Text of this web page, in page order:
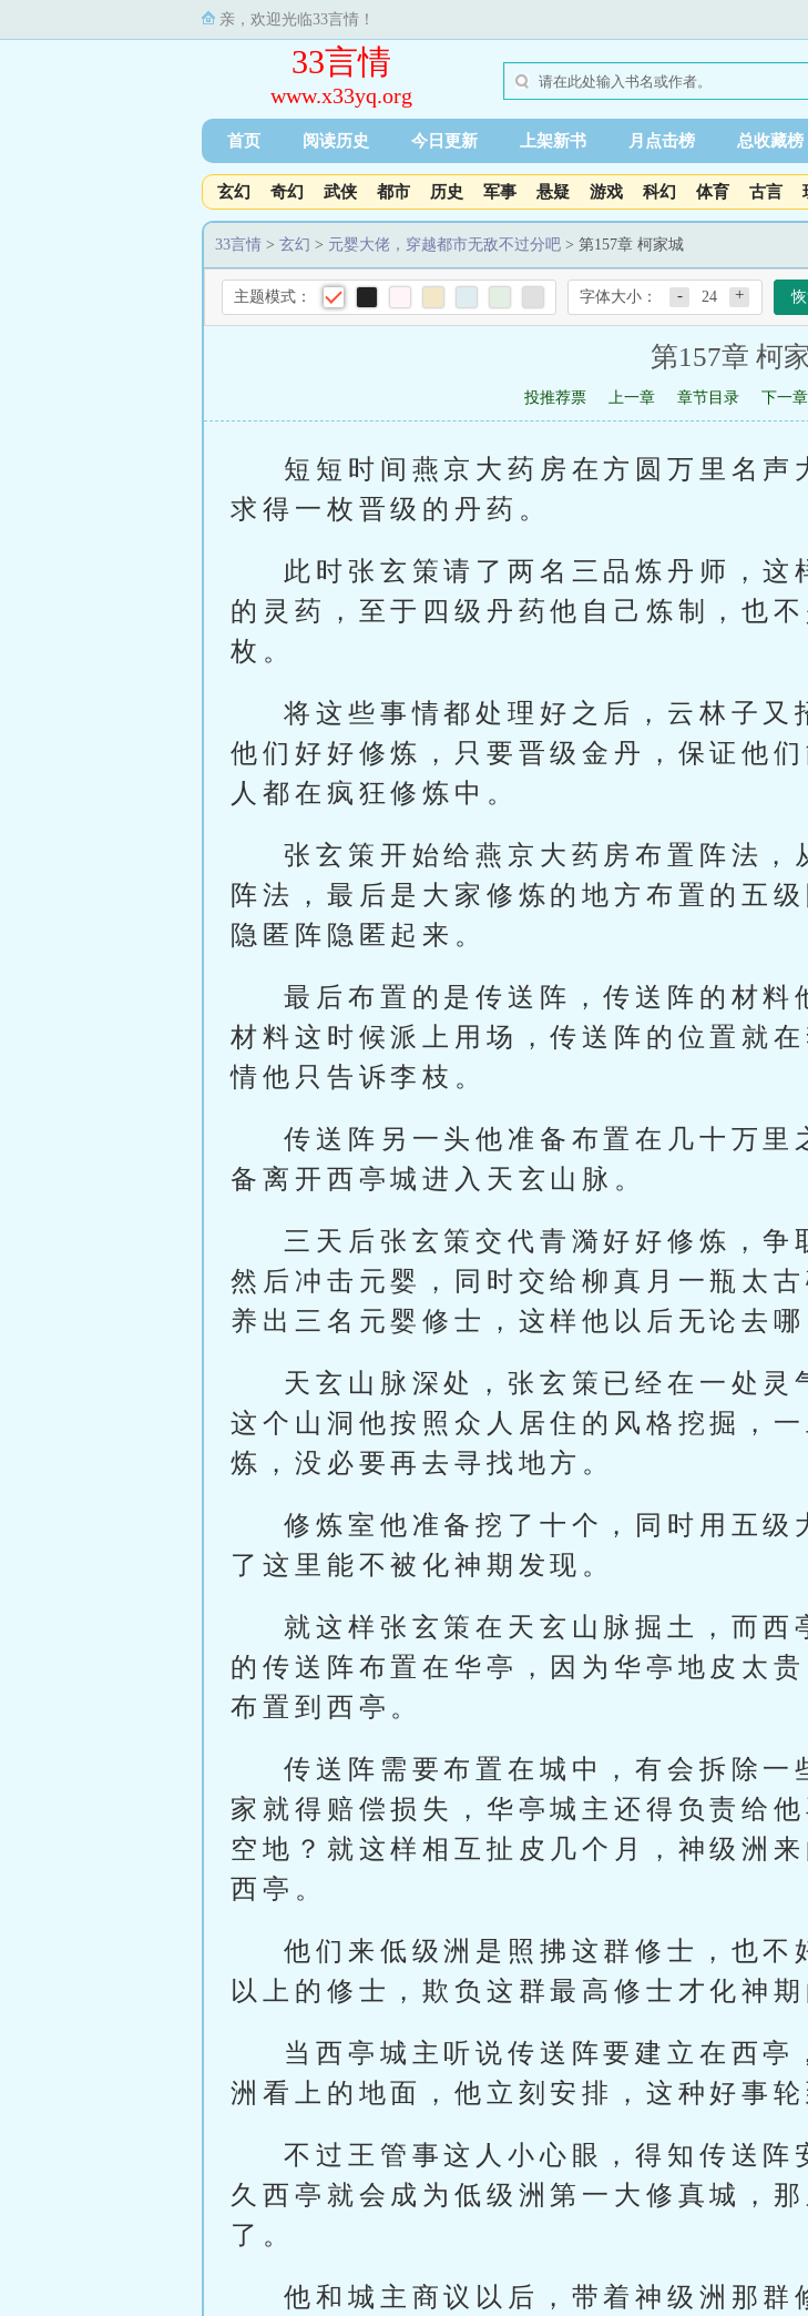
亲，欢迎光临33言情！
33言情
www.x33yq.org
首页 阅读历史 今日更新 上架新书 月点击榜 总收藏榜
玄幻 奇幻 武侠 都市 历史 军事 悬疑 游戏 科幻 体育 古言
33言情 > 玄幻 > 元婴大佬，穿越都市无敌不过分吧 > 第157章 柯家城
主题模式： 字体大小： - 24 +
第157章 柯
投推荐票 上一章 章节目录 下一章
短短时间燕京大药房在方圆万里名声
求得一枚晋级的丹药。
此时张玄策请了两名三品炼丹师，
的灵药，至于四级丹药他自己炼制，也
枚。
将这些事情都处理好之后，云林子又
他们好好修炼，只要晋级金丹，保证他
人都在疯狂修炼中。
张玄策开始给燕京大药房布置阵法，
阵法，最后是大家修炼的地方布置的五
隐匿阵隐匿起来。
最后布置的是传送阵，传送阵的材料
材料这时候派上用场，传送阵的位置就
情他只告诉李枝。
传送阵另一头他准备布置在几十万里
备离开西亭城进入天玄山脉。
三天后张玄策交代青漪好好修炼，争
然后冲击元婴，同时交给柳真月一瓶太
养出三名元婴修士，这样他以后无论去哪
天玄山脉深处，张玄策已经在一处灵
这个山洞他按照众人居住的风格挖掘，
炼，没必要再去寻找地方。
修炼室他准备挖了十个，同时用五级
了这里能不被化神期发现。
就这样张玄策在天玄山脉掘土，而西
的传送阵布置在华亭，因为华亭地皮太
布置到西亭。
传送阵需要布置在城中，有会拆除一
家就得赔偿损失，华亭城主还得负责给
空地？就这样相互扯皮几个月，神级洲
西亭。
他们来低级洲是照拂这群修士，也不
以上的修士，欺负这群最高修士才化神期
当西亭城主听说传送阵要建立在西
洲看上的地面，他立刻安排，这种好事
不过王管事这人小心眼，得知传送阵
久西亭就会成为低级洲第一大修真城，
了。
他和城主商议以后，带着神级洲那群